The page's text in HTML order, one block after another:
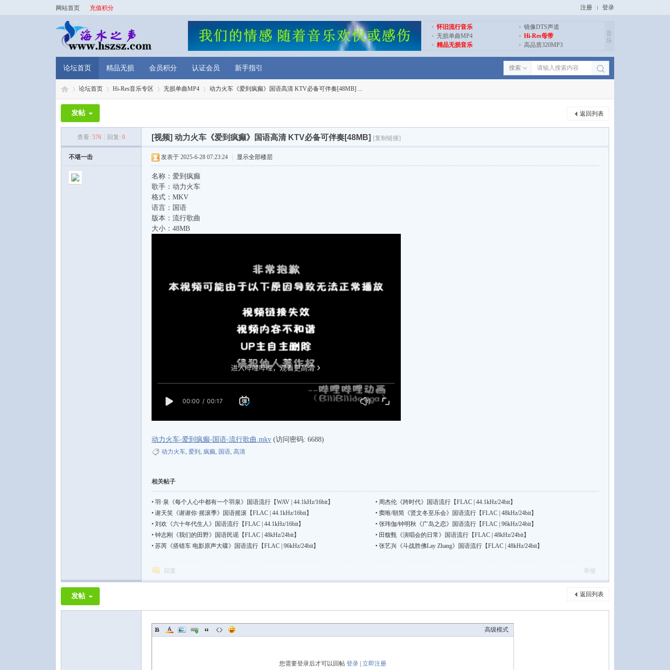
网站首页 充值积分 注册 登录
怀旧流行音乐
镜像DTS声道
无损单曲MP4
Hi-Res母带
精品无损音乐
高品质320MP3
音
乐
论坛首页 精品无损 会员积分 认证会员 新手指引 搜索
论坛首页 Hi-Res音乐专区
›
无损单曲MP4 动力火车《爱到疯癫》国语高清 KTV必备可伴奏[48MB] ...
返回列表
发帖
查看: 576 回复: 0 [视频] 动力火车《爱到疯癫》国语高清 KTV必备可伴奏[48MB] [复制链接]
不堪一击 发表于 2025-6-28 07:23:24 显示全部楼层
名称：爱到疯癫
歌手：动力火车
格式：MKV
语言：国语
版本：流行歌曲
大小：48MB
动力火车-爱到疯癫-国语-流行歌曲.mkv (访问密码: 6688)
动力火车, 爱到 , 疯癫, 国语, 高清
相关帖子
• 羽·泉《每个人心中都有一个羽泉》国语流行【WAV | 44.1kHz/16bit】 • 周杰伦《跨时代》国语流行【FLAC | 44.1kHz/24bit】
• 谢天笑《谢谢你·摇滚季》国语摇滚【FLAC | 44.1kHz/16bit】 • 窦唯/朝简《贤文冬至乐会》国语流行【FLAC | 48kHz/24bit】
• 刘欢《六十年代生人》国语流行【FLAC | 44.1kHz/16bit】 • 张玮伽/钟明秋《广岛之恋》国语流行【FLAC | 96kHz/24bit】
• 钟志刚《我们的田野》国语民谣【FLAC | 48kHz/24bit】 • 田馥甄《演唱会的日常》国语流行【FLAC | 48kHz/24bit】
• 苏芮《搭错车 电影原声大碟》国语流行【FLAC | 96kHz/24bit】 • 张艺兴《斗战胜佛Lay Zhang》国语流行【FLAC | 48kHz/24bit】
回复 举报
返回列表
发帖
高级模式
您需要登录后才可以回帖 登录 立即注册